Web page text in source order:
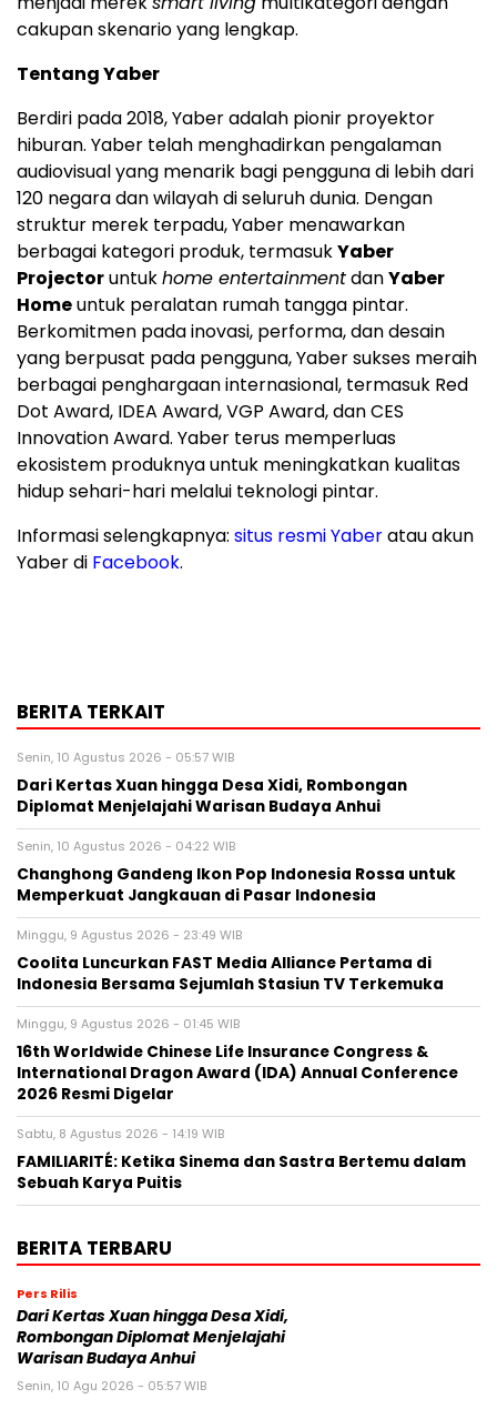
cakupan skenario yang lengkap.
Tentang Yaber
Berdiri pada 2018, Yaber adalah pionir proyektor
hiburan. Yaber telah menghadirkan pengalaman
audiovisual yang menarik bagi pengguna di lebih dari
120 negara dan wilayah di seluruh dunia. Dengan
struktur merek terpadu, Yaber menawarkan
berbagai kategori produk, termasukYaber
Projectoruntukhome entertainmentdanYaber
Homeuntuk peralatan rumah tangga pintar.
Berkomitmen pada inovasi, performa, dan desain
yang berpusat pada pengguna, Yaber sukses meraih
berbagai penghargaan internasional, termasuk Red
Dot Award, IDEA Award, VGP Award, dan CES
Innovation Award. Yaber terus memperluas
ekosistem produknya untuk meningkatkan kualitas
hidup sehari-hari melalui teknologi pintar.
Informasi selengkapnya: situs resmi Yaberatau akun
Yaber di Facebook.
BERITA TERKAIT
Senin, 10 Agustus 2026 - 05:57 WIB
Dari Kertas Xuan hingga Desa Xidi, Rombongan
Diplomat Menjelajahi Warisan Budaya Anhui
Senin, 10 Agustus 2026 - 04:22 WIB
Changhong Gandeng Ikon Pop Indonesia Rossa untuk
Memperkuat Jangkauan di Pasar Indonesia
Minggu, 9 Agustus 2026 - 23:49 WIB
Coolita Luncurkan FAST Media Alliance Pertama di
Indonesia Bersama Sejumlah Stasiun TV Terkemuka
Minggu, 9 Agustus 2026 - 01:45 WIB
16th Worldwide Chinese Life Insurance Congress &
International Dragon Award (IDA) Annual Conference
2026 Resmi Digelar
Sabtu, 8 Agustus 2026 - 14:19 WIB
FAMILIARITÉ: Ketika Sinema dan Sastra Bertemu dalam
Sebuah Karya Puitis
BERITA TERBARU
Pers Rilis
Dari Kertas Xuan hingga Desa Xidi,
Rombongan Diplomat Menjelajahi
Warisan Budaya Anhui
Senin, 10 Agu 2026 - 05:57 WIB